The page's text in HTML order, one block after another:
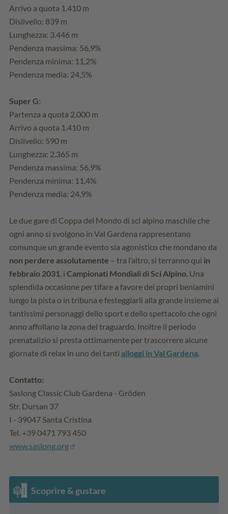
Arrivo a quota 1.410 m
Dislivello: 839 m
Lunghezza: 3.446 m
Pendenza massima: 56,9%
Pendenza minima: 11,2%
Pendenza media: 24,5%
Super G:
Partenza a quota 2.000 m
Arrivo a quota 1.410 m
Dislivello: 590 m
Lunghezza: 2.365 m
Pendenza massima: 56,9%
Pendenza minima: 11,4%
Pendenza media: 24,9%
Le due gare di Coppa del Mondo di sci alpino maschile che
ogni anno si svolgono in Val Gardena rappresentano
comunque un grande evento sia agonistico che mondano da
non perdere assolutamente – tra l’altro, si terranno qui in
febbraio 2031, i Campionati Mondiali di Sci Alpino. Una
splendida occasione per tifare a favore dei propri beniamini
lungo la pista o in tribuna e festeggiarli alla grande insieme ai
tantissimi personaggi dello sport e dello spettacolo che ogni
anno affollano la zona del traguardo. Inoltre il periodo
prenatalizio si presta ottimamente per trascorrere alcune
giornate di relax in uno dei tanti alloggi in Val Gardena.
Contatto:
Saslong Classic Club Gardena - Gröden
Str. Dursan 37
I - 39047 Santa Cristina
Tel. +39 0471 793 450
www.saslong.org
Scoprire & gustare